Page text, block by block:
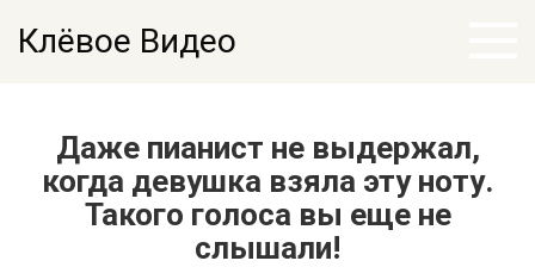
Клёвое Видео
Даже пианист не выдержал,
когда девушка взяла эту ноту.
Такого голоса вы еще не
слышали!